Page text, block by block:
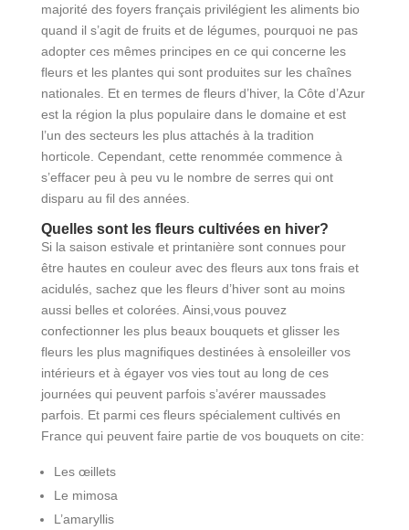
majorité des foyers français privilégient les aliments bio
quand il s’agit de fruits et de légumes, pourquoi ne pas
adopter ces mêmes principes en ce qui concerne les
fleurs et les plantes qui sont produites sur les chaînes
nationales. Et en termes de fleurs d’hiver, la Côte d’Azur
est la région la plus populaire dans le domaine et est
l’un des secteurs les plus attachés à la tradition
horticole. Cependant, cette renommée commence à
s’effacer peu à peu vu le nombre de serres qui ont
disparu au fil des années.
Quelles sont les fleurs cultivées en hiver?
Si la saison estivale et printanière sont connues pour
être hautes en couleur avec des fleurs aux tons frais et
acidulés, sachez que les fleurs d’hiver sont au moins
aussi belles et colorées. Ainsi,vous pouvez
confectionner les plus beaux bouquets et glisser les
fleurs les plus magnifiques destinées à ensoleiller vos
intérieurs et à égayer vos vies tout au long de ces
journées qui peuvent parfois s’avérer maussades
parfois. Et parmi ces fleurs spécialement cultivés en
France qui peuvent faire partie de vos bouquets on cite:
Les œillets
Le mimosa
L’amaryllis